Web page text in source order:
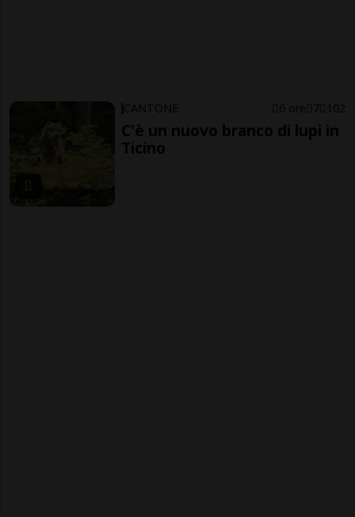
CANTONE 6 ore 7 102
C'è un nuovo branco di lupi in
Ticino